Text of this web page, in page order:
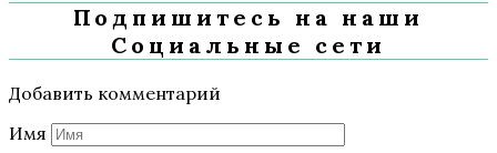
Подпишитесь на наши
Социальные сети
Добавить комментарий
Имя